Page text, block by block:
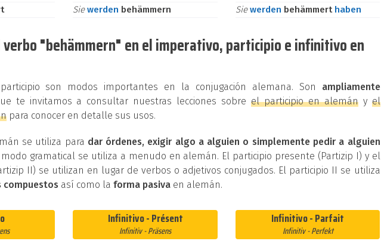
Siewerden behämmern
Siewerden behämmert haben
verbo "behämmern" en el imperativo, participio e infinitivo en
son modos importantes en la conjugación alemana. Son ampliamente
te invitamos a consultar nuestras lecciones sobre el participio en alemány el
para conocer en detalle sus usos.
se utiliza para dar órdenes, exigir algo a alguien o simplemente pedir a alguien
modo gramatical se utiliza a menudo en alemán. El participio presente (Partizip I) y el
II) se utilizan en lugar de verbos o adjetivos conjugados. El participio II se utiliza
compuestos así como la forma pasiva en alemán.
Infinitivo - Présent
Infinitiv - Präsens
Infinitivo - Parfait
Infinitiv - Perfekt